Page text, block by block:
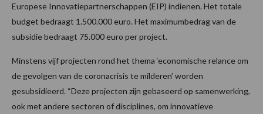
Europese Innovatiepartnerschappen (EIP) indienen. Het totale
budget bedraagt 1.500.000 euro. Het maximumbedrag van de
subsidie bedraagt 75.000 euro per project.
Minstens vijf projecten rond het thema ‘economische relance om
de gevolgen van de coronacrisis te milderen’ worden
gesubsidieerd. “Deze projecten zijn gebaseerd op samenwerking,
ook met andere sectoren of disciplines, om innovatieve